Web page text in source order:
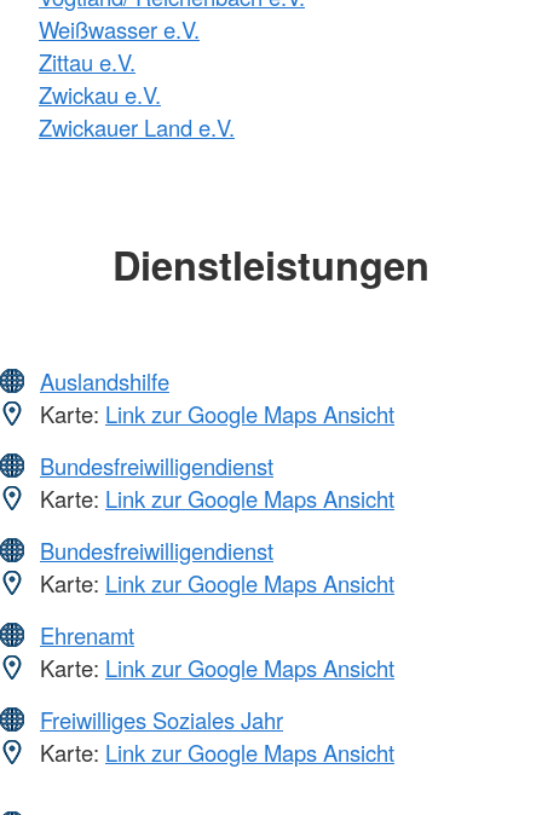
Weißwasser e.V.
Zittau e.V.
Zwickau e.V.
Zwickauer Land e.V.
Dienstleistungen
Auslandshilfe
Karte: Link zur Google Maps Ansicht
Bundesfreiwilligendienst
Karte: Link zur Google Maps Ansicht
Bundesfreiwilligendienst
Karte: Link zur Google Maps Ansicht
Ehrenamt
Karte: Link zur Google Maps Ansicht
Freiwilliges Soziales Jahr
Karte: Link zur Google Maps Ansicht